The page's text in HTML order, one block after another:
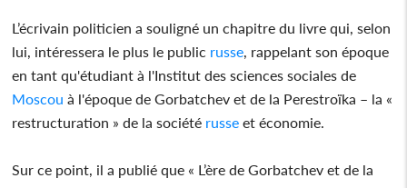
L’écrivain politicien a souligné un chapitre du livre qui, selon
lui, intéressera le plus le public russe , rappelant son époque
en tant qu'étudiant à l'Institut des sciences sociales de
Moscou à l'époque de Gorbatchev et de la Perestroïka – la «
restructuration » de la société russe et économie.
Sur ce point, il a publié que « L’ère de Gorbatchev et de la